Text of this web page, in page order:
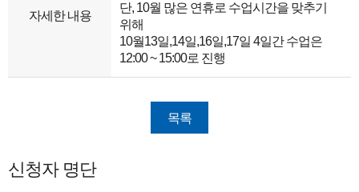
자세한 내용
단, 10월 많은 연휴로 수업시간을 맞추기
위해
10월13일,14일,16일,17일 4일간 수업은
12:00 ~ 15:00로 진행
목록
신청자 명단